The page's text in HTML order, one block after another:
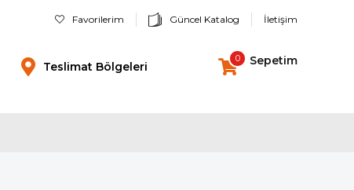
Favorilerim Güncel Katalog İletişim
Sepetim
0
Teslimat Bölgeleri